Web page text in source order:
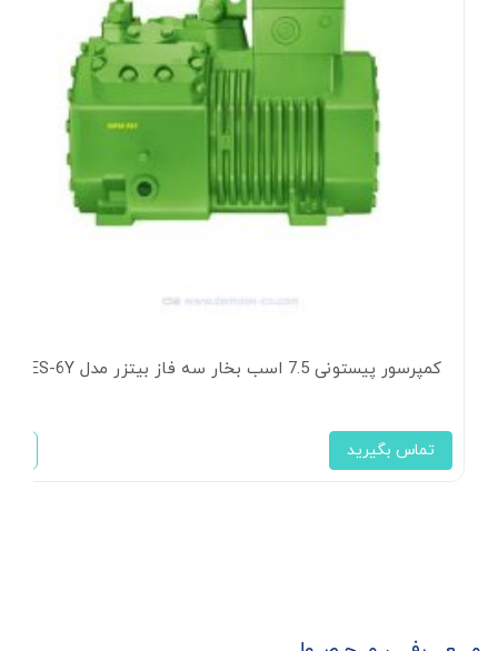
کمپرسور پیستونی 7.5 اسب بخار سه فاز بیتزر مدل 4CES-6Y
تماس بگیرید